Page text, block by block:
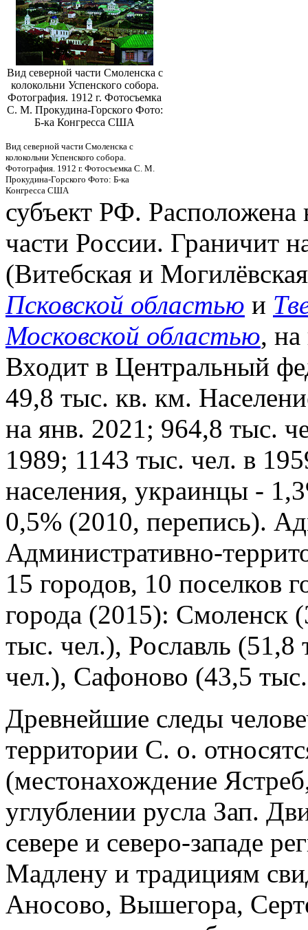
Вид северной части Смоленска с
колокольни Успенского собора.
Фотография. 1912 г. Фотосъемка
С. М. Прокудина-Горского Фото:
Б-ка Конгресса США
Вид северной части Смоленска с
колокольни Успенского собора.
Фотография. 1912 г. Фотосъемка С. М.
Прокудина-Горского Фото: Б-ка
Конгресса США
субъект РФ. Расположена
части России. Граничит
(Витебская и
Псковской областью и
Московской областью,
Входит в Центральный
49,8 тыс. кв. км.
на янв. 2021; 964,8 тыс.
1989; 1143 тыс. чел. в
населения, украинцы -
0,5% (2010, перепись).
Административно-
15 городов, 10 поселков
города (2015): Смоленск
тыс. чел.), Рославль
чел.), Сафоново (43,5
Древнейшие следы
территории С. о.
(местонахождение
углублении русла Зап.
севере и северо-западе
Мадлену и традициям
Аносово, Вышегора,